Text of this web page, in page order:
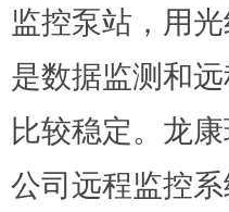
监控泵站，用
是数据监测和
比较稳定。龙
公司远程监控